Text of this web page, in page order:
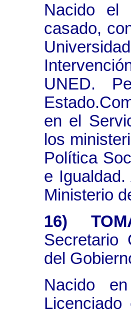
Nacido el
casado,
UNED.
en el
los
Política
e
Ministerio
16)
Secretario
del
Nacido